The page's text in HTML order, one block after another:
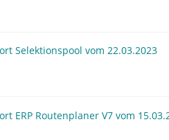
Selektionspool vom 22.03.2023
ERP Routenplaner V7 vom